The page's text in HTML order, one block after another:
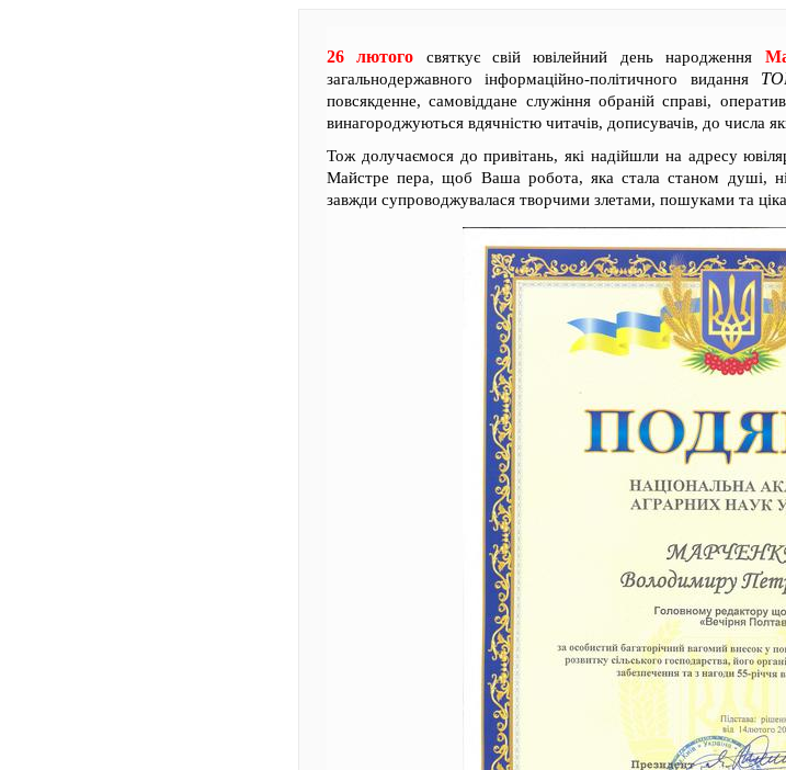
26 лютого святкує свій ювілейний день народження
загальнодержавного інформаційно-політичного видання
повсякденне, самовіддане служіння обраній справі,
винагороджуються вдячністю читачів, дописувачів, до
Тож долучаємося до привітань, які надійшли на адресу
Майстре пера, щоб Ваша робота, яка стала станом душі,
завжди супроводжувалася творчими злетами, пошуками та